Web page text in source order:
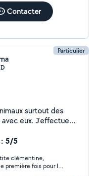
Contacter
Particulier
surtout des
J'effectue
chez moi car je doute
la présence
les avis sur mon
de mes
: 5/5
clémentine,
première fois pour la